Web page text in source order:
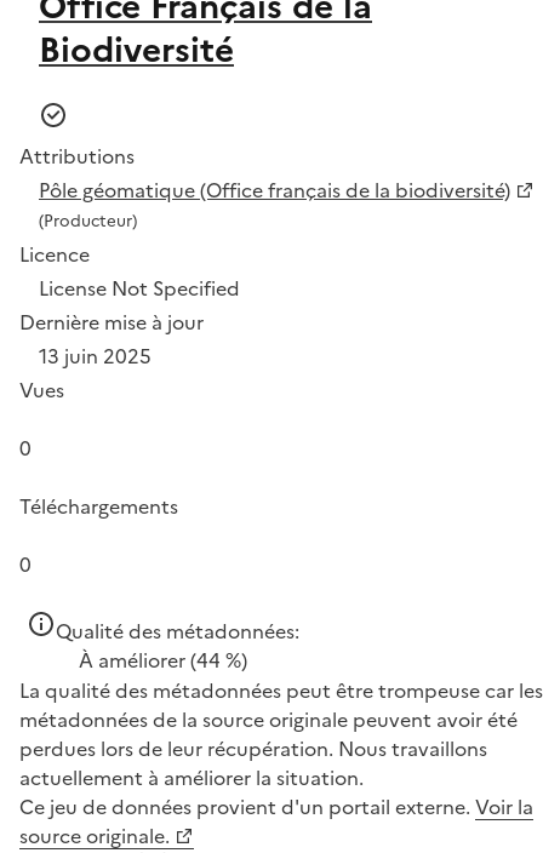
Biodiversité
Attributions
Pôle géomatique (Office français de la biodiversité)
(Producteur)
Licence
License Not Specified
Dernière mise à jour
13 juin 2025
Vues
0
Téléchargements
0
Qualité des métadonnées:
À améliorer(44 %)
La qualité des métadonnées peut être trompeuse car les
métadonnées de la source originale peuvent avoir été
perdues lors de leur récupération. Nous travaillons
actuellement à améliorer la situation.
Ce jeu de données provient d'un portail externe. Voir la
source originale.